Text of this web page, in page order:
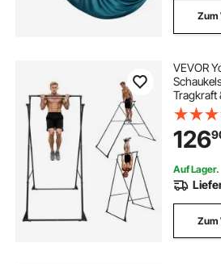
aerial yoga hammocks
yoga matten yoga seide
Zum
VEVOR
Tragkraft
stufiger
vertikaler
126
Auf Lager.
Zum